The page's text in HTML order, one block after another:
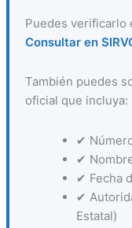
Puedes verificarlo
Consultar en
También puedes
oficial que incluya:
✔
✔
✔ Fecha
✔
Estatal)